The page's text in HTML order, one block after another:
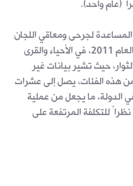
لجرحى ومعاقي اللجان
الشعبية "الشبيحة"، الذين جندهم بعد العام 2011، في الأحياء والقرى
حيث تشير بيانات غير
هذه الفئات، يصل إلى عشرات
الدولة، ما يجعل من عملية
للتكلفة المرتفعة على